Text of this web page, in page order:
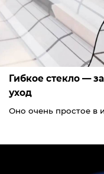
Гибкое стекло —
уход
Оно очень простое в